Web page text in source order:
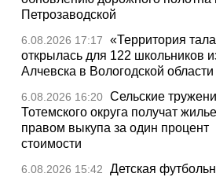
Петрозаводской
6.08.2026 17:17
«Территория
открылась для 122 школьников
Алчевска в Вологодской области
6.08.2026 16:20 Сельские
Тотемского округа получат
правом выкупа за один процент
стоимости
6.08.2026 15:42
Детская